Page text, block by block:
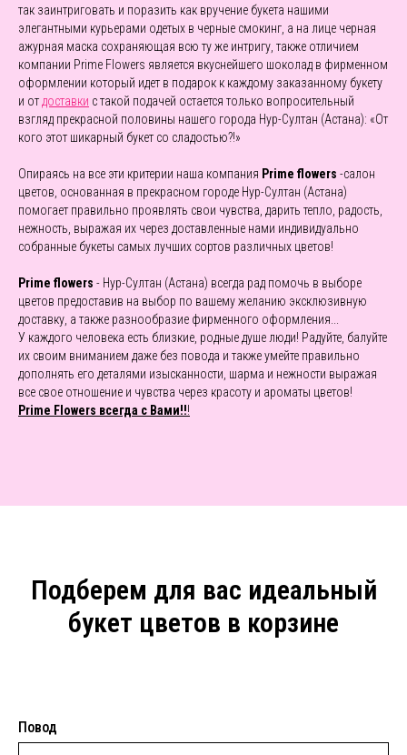
так заинтриговать и поразить как вручение букета нашими
элегантными курьерами одетых в черные смокинг, а на лице черная
ажурная маска сохраняющая всю ту же интригу, также отличием
компании Prime Flowers является вкуснейшего шоколад в фирменном
оформлении который идет в подарок к каждому заказанному букету
и от доставки с такой подачей остается только вопросительный
взгляд прекрасной половины нашего города Нур-Султан (Астана): «От
кого этот шикарный букет со сладостью?!»
Опираясь на все эти критерии наша компания Prime flowers -салон
цветов, основанная в прекрасном городе Нур-Султан (Астана)
помогает правильно проявлять свои чувства, дарить тепло, радость,
нежность, выражая их через доставленные нами индивидуально
собранные букеты самых лучших сортов различных цветов!
Prime flowers - Нур-Султан (Астана) всегда рад помочь в выборе
цветов предоставив на выбор по вашему желанию эксклюзивную
доставку, а также разнообразие фирменного оформления...
У каждого человека есть близкие, родные душе люди! Радуйте, балуйте
их своим вниманием даже без повода и также умейте правильно
дополнять его деталями изысканности, шарма и нежности выражая
все свое отношение и чувства через красоту и ароматы цветов!
Prime Flowers всегда с Вами!!!
Подберем для вас идеальный
букет цветов в корзине
Повод